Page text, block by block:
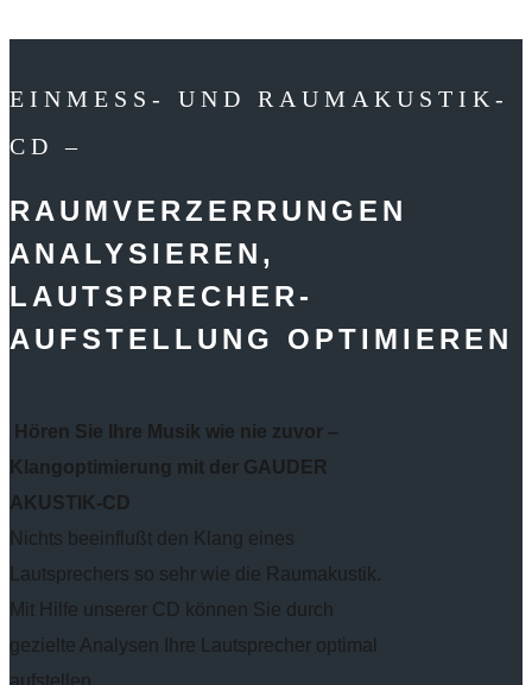
EINMESS- UND RAUMAKUSTIK-
CD –
RAUMVERZERRUNGEN
ANALYSIEREN,
LAUTSPRECHER-
AUFSTELLUNG OPTIMIEREN
Hören Sie Ihre Musik wie nie zuvor –
Klangoptimierung mit der GAUDER
AKUSTIK-CD
Nichts beeinflußt den Klang eines
Lautsprechers so sehr wie die Raumakustik.
Mit Hilfe unserer CD können Sie durch
gezielte Analysen Ihre Lautsprecher optimal
aufstellen.